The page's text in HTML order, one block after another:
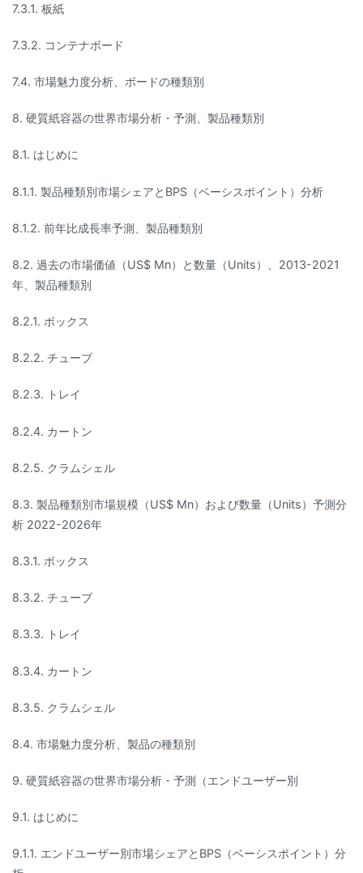
7.3.1. 板紙
7.3.2. コンテナボード
7.4. 市場魅力度分析、ボードの種類別
8. 硬質紙容器の世界市場分析・予測、製品種類別
8.1. はじめに
8.1.1. 製品種類別市場シェアとBPS（ベーシスポイント）分析
8.1.2. 前年比成長率予測、製品種類別
8.2. 過去の市場価値（US$ Mn）と数量（Units）、2013-2021
年、製品種類別
8.2.1. ボックス
8.2.2. チューブ
8.2.3. トレイ
8.2.4. カートン
8.2.5. クラムシェル
8.3. 製品種類別市場規模（US$ Mn）および数量（Units）予測分
析 2022-2026年
8.3.1. ボックス
8.3.2. チューブ
8.3.3. トレイ
8.3.4. カートン
8.3.5. クラムシェル
8.4. 市場魅力度分析、製品の種類別
9. 硬質紙容器の世界市場分析・予測（エンドユーザー別
9.1. はじめに
9.1.1. エンドユーザー別市場シェアとBPS（ベーシスポイント）分